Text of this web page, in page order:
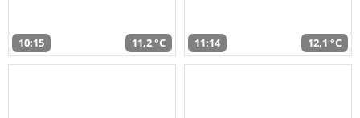
10:15 11,2 °C 11:14 12,1 °C